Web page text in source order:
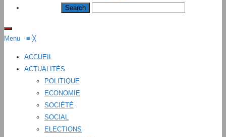
Menu ≡ ╳
ACCUEIL
ACTUALITÉS
POLITIQUE
ECONOMIE
SOCIÉTÉ
SOCIAL
ELECTIONS